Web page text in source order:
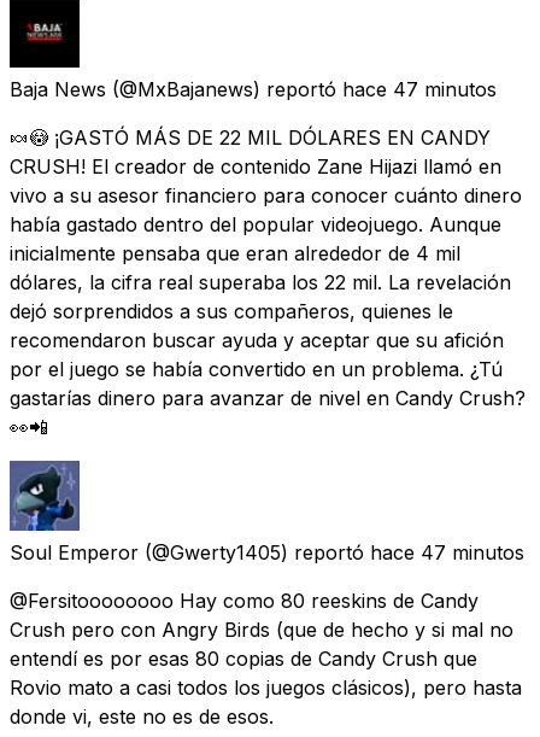
Baja News (@MxBajanews) reportó hace 47 minutos
🍬😳 ¡GASTÓ MÁS DE 22 MIL DÓLARES EN CANDY
CRUSH! El creador de contenido Zane Hijazi llamó en
vivo a su asesor financiero para conocer cuánto dinero
había gastado dentro del popular videojuego. Aunque
inicialmente pensaba que eran alrededor de 4 mil
dólares, la cifra real superaba los 22 mil. La revelación
dejó sorprendidos a sus compañeros, quienes le
recomendaron buscar ayuda y aceptar que su afición
por el juego se había convertido en un problema. ¿Tú
gastarías dinero para avanzar de nivel en Candy Crush?
👀📲
Soul Emperor (@Gwerty1405) reportó hace 47 minutos
@Fersitoooooooo Hay como 80 reeskins de Candy
Crush pero con Angry Birds (que de hecho y si mal no
entendí es por esas 80 copias de Candy Crush que
Rovio mato a casi todos los juegos clásicos), pero hasta
donde vi, este no es de esos.